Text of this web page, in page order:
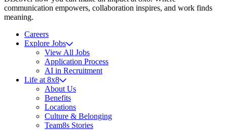
communication empowers, collaboration inspires, and work finds
meaning.
Careers
Explore Jobs
View All Jobs
Application Process
AI in Recruitment
Life at 8x8
About Us
Benefits
Locations
Culture & Belonging
Team8s Stories